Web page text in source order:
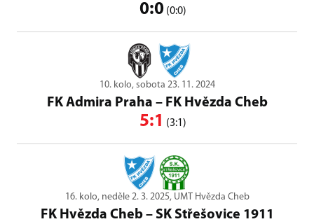
0:0 (0:0)
10. kolo, sobota 23. 11. 2024
FK Admira Praha – FK Hvězda Cheb
5:1 (3:1)
16. kolo, neděle 2. 3. 2025, UMT Hvězda Cheb
FK Hvězda Cheb– SK Střešovice 1911